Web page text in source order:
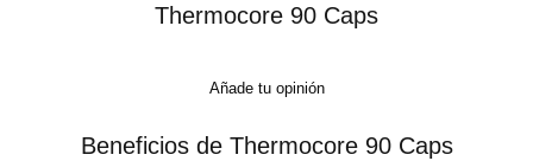
Thermocore 90 Caps
Añade tu opinión
Beneficios de Thermocore 90 Caps